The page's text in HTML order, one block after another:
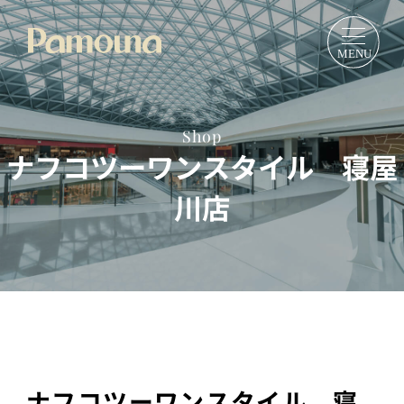
Shop
ナフコツーワンスタイル 寝屋
川店